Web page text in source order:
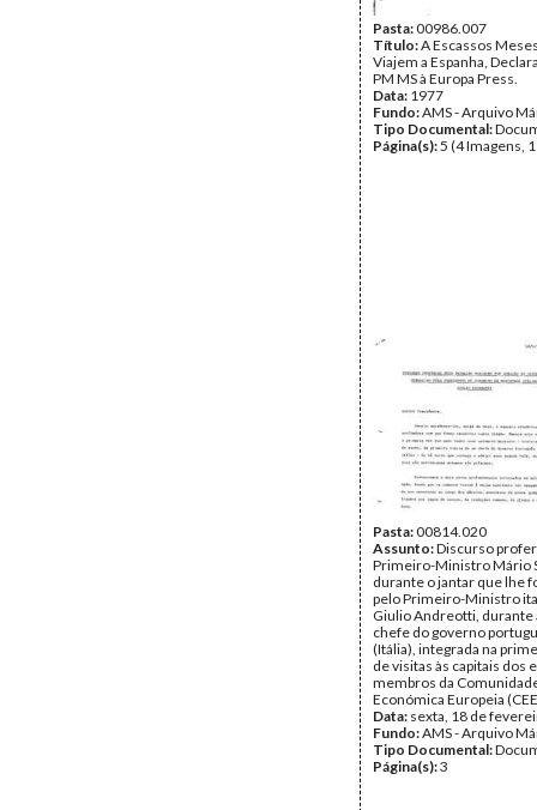
Pasta:00986.007
Título:A Escassos
Viajem a Espanha,
PM MS à Europa Press.
Data: 1977
Fundo:AMS - Arquivo
Tipo Documental:
Página(s):5 (4 Imagens,
Pasta:00814.020
Assunto:Discurso
Primeiro-Ministro Mário
durante o jantar que lhe
pelo Primeiro-Ministro
Giulio Andreotti, durante
chefe do governo
(Itália), integrada na
de visitas às capitais dos
membros da
Económica Europeia
Data: sexta, 18 de
Fundo:AMS - Arquivo
Tipo Documental:
Página(s):3